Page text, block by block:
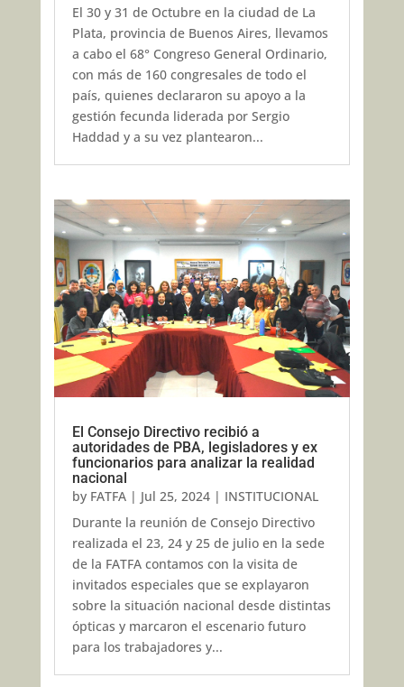
El 30 y 31 de Octubre en la ciudad de La
Plata, provincia de Buenos Aires, llevamos
a cabo el 68° Congreso General Ordinario,
con más de 160 congresales de todo el
país, quienes declararon su apoyo a la
gestión fecunda liderada por Sergio
Haddad y a su vez plantearon...
El Consejo Directivo recibió a
autoridades de PBA, legisladores y ex
funcionarios para analizar la realidad
nacional
by FATFA| Jul 25, 2024| INSTITUCIONAL
Durante la reunión de Consejo Directivo
realizada el 23, 24 y 25 de julio en la sede
de la FATFA contamos con la visita de
invitados especiales que se explayaron
sobre la situación nacional desde distintas
ópticas y marcaron el escenario futuro
para los trabajadores y...